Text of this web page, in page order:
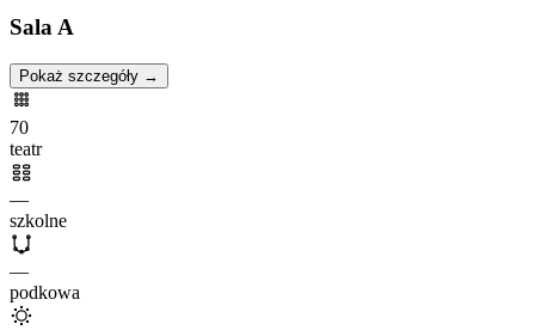
Sala A
Pokaż szczegóły →
70
teatr
—
szkolne
—
podkowa